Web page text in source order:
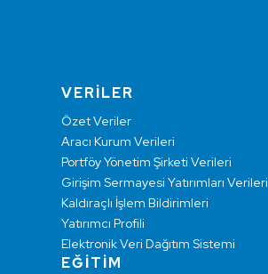
VERİLER
Özet Veriler
Aracı Kurum Verileri
Portföy Yönetim Şirketi Verileri
Girişim Sermayesi Yatırımları Verileri
Kaldıraçlı İşlem Bildirimleri
Yatırımcı Profili
Elektronik Veri Dağıtım Sistemi
EĞİTİM